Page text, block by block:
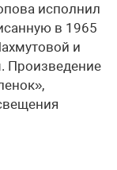
исполнил
в 1965
и
Произведение